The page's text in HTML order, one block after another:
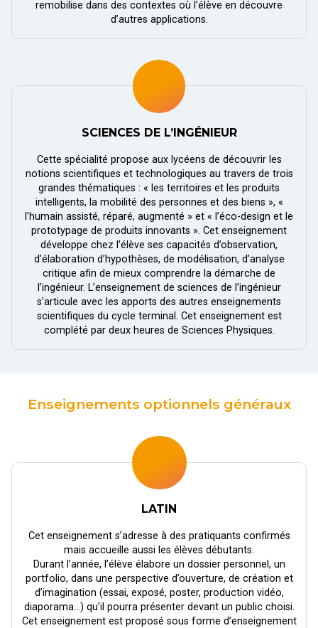
remobilise dans des contextes où l’élève en découvre
d’autres applications.
SCIENCES DE L’INGÉNIEUR
Cette spécialité propose aux lycéens de découvrir les
notions scientifiques et technologiques au travers de trois
grandes thématiques : « les territoires et les produits
intelligents, la mobilité des personnes et des biens », «
l’humain assisté, réparé, augmenté » et « l’éco-design et le
prototypage de produits innovants ». Cet enseignement
développe chez l’élève ses capacités d’observation,
d’élaboration d’hypothèses, de modélisation, d’analyse
critique afin de mieux comprendre la démarche de
l’ingénieur. L’enseignement de sciences de l’ingénieur
s’articule avec les apports des autres enseignements
scientifiques du cycle terminal. Cet enseignement est
complété par deux heures de Sciences Physiques.
Enseignements optionnels généraux
LATIN
Cet enseignement s’adresse à des pratiquants confirmés
mais accueille aussi les élèves débutants.
Durant l’année, l’élève élabore un dossier personnel, un
portfolio, dans une perspective d’ouverture, de création et
d’imagination (essai, exposé, poster, production vidéo,
diaporama…) qu’il pourra présenter devant un public choisi.
Cet enseignement est proposé sous forme d’enseignement